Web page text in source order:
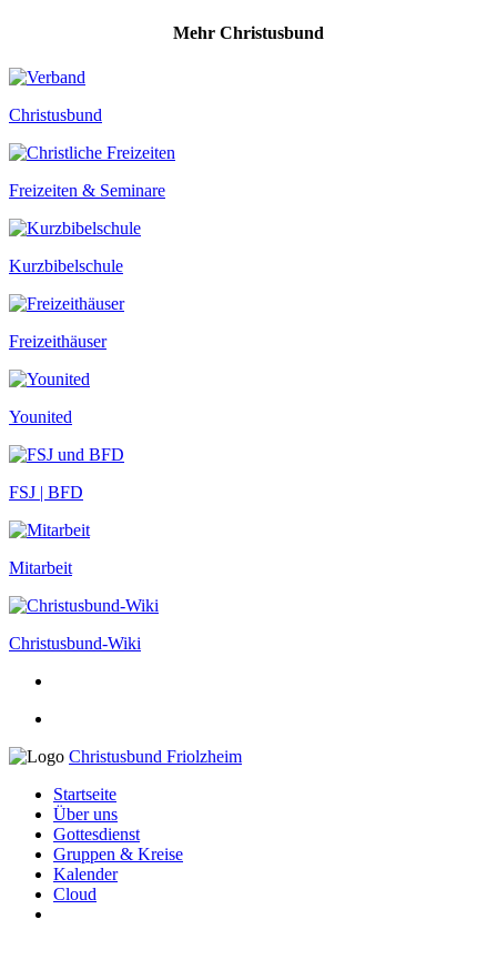
Mehr Christusbund
Christusbund
Freizeiten & Seminare
Kurzbibelschule
Freizeithäuser
Younited
FSJ | BFD
Mitarbeit
Christusbund-Wiki
Christusbund Friolzheim
Startseite
Über uns
Gottesdienst
Gruppen & Kreise
Kalender
Cloud